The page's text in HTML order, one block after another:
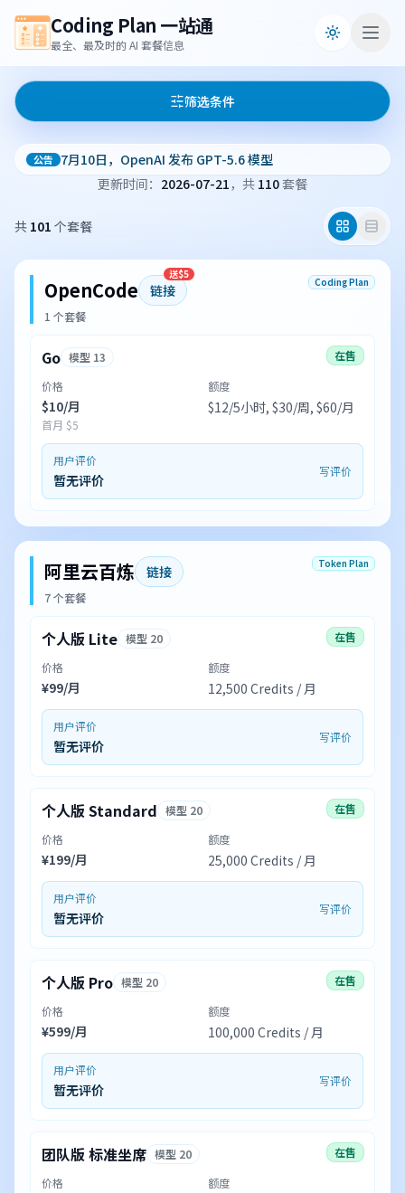
Coding Plan 一站通
最全、最及时的 AI 套餐信息
筛选条件
公告
7月10日，OpenAI 发布 GPT-5.6 模型
更新时间： 2026-07-21 ，共 110套餐
共 101 个套餐
OpenCode
送$5
链接
1 个套餐
Coding Plan
Go 模型 13
在售
价格
$10/月
首月 $5
额度
$12/5小时, $30/周, $60/月
用户评价
暂无评价
写评价
阿里云百炼 链接
7 个套餐
Token Plan
个人版 Lite 模型 20
在售
价格
¥99/月
额度
12,500 Credits / 月
用户评价
暂无评价
写评价
个人版 Standard 模型 20
在售
价格
¥199/月
额度
25,000 Credits / 月
用户评价
暂无评价
写评价
个人版 Pro 模型 20
在售
价格
¥599/月
额度
100,000 Credits / 月
用户评价
暂无评价
写评价
团队版 标准坐席 模型 20
在售
价格
额度